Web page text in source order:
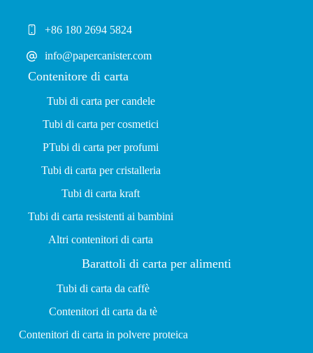
+86 180 2694 5824
info@papercanister.com
Contenitore di carta
Tubi di carta per candele
Tubi di carta per cosmetici
PTubi di carta per profumi
Tubi di carta per cristalleria
Tubi di carta kraft
Tubi di carta resistenti ai bambini
Altri contenitori di carta
Barattoli di carta per alimenti
Tubi di carta da caffè
Contenitori di carta da tè
Contenitori di carta in polvere proteica